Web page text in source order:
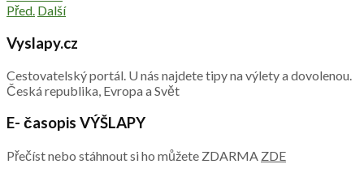
Před. Další
Vyslapy.cz
Cestovatelský portál. U nás najdete tipy na výlety a dovolenou.
Česká republika, Evropa a Svět
E- časopis VÝŠLAPY
Přečíst nebo stáhnout si ho můžete ZDARMA ZDE